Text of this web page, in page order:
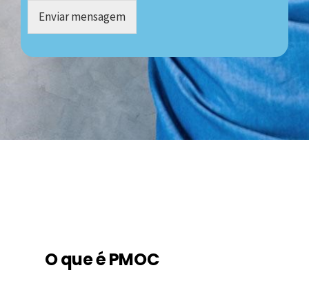
Enviar mensagem
O que é PMOC